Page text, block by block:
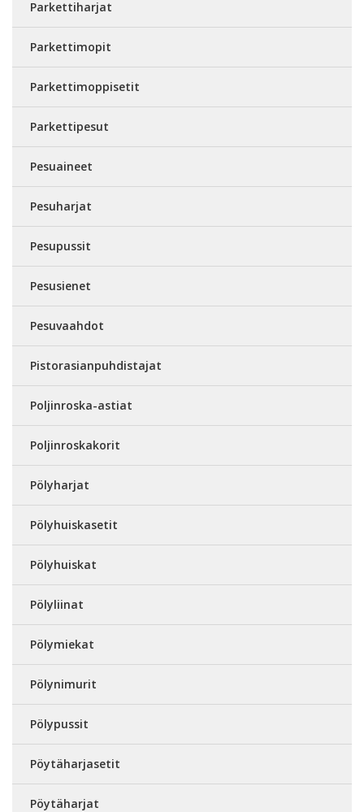
Parkettiharjat
Parkettimopit
Parkettimoppisetit
Parkettipesut
Pesuaineet
Pesuharjat
Pesupussit
Pesusienet
Pesuvaahdot
Pistorasianpuhdistajat
Poljinroska-astiat
Poljinroskakorit
Pölyharjat
Pölyhuiskasetit
Pölyhuiskat
Pölyliinat
Pölymiekat
Pölynimurit
Pölypussit
Pöytäharjasetit
Pöytäharjat